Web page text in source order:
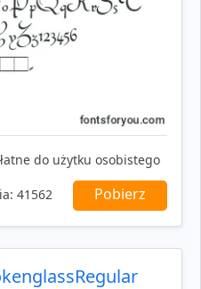
do użytku osobistego
41562 Pobierz